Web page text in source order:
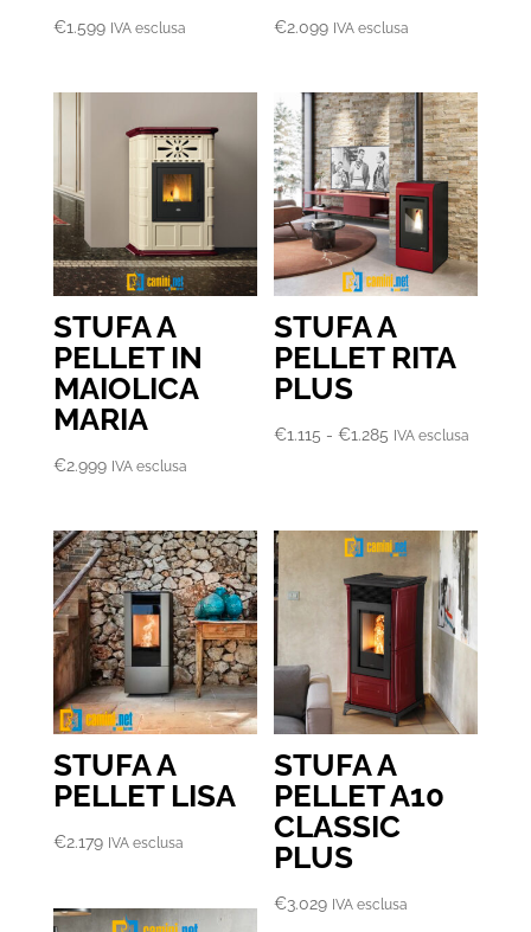
€1.599 IVA esclusa €2.099 IVA esclusa
STUFA A
PELLET IN
MAIOLICA
MARIA
€2.999 IVA esclusa
STUFA A
PELLET RITA
PLUS
€1.115 - €1.285 Fascia
€1.115
a
€1.285
IVA esclusa
STUFA A
PELLET LISA
€2.179 IVA esclusa
STUFA A
PELLET A10
CLASSIC
PLUS
€3.029 IVA esclusa